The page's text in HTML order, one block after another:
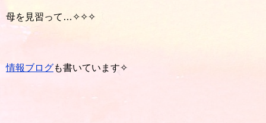
母を見習って…✧✧✧
情報ブログも書いています✧